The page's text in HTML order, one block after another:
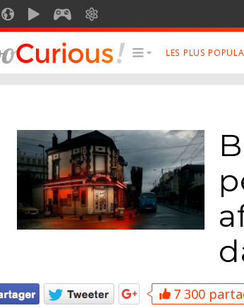
SOOFRESHSOOCURIOUSSOOMOTIONSOOGEEK
Voyage
Multimédia
Style de vie
Technologie
Art
Photographies
Robot
LES PLUS
7 300